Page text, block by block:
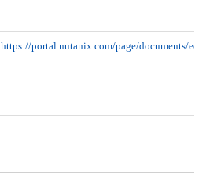
https://portal.nutanix.com/page/documents/eol/